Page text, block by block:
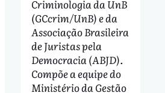
Criminologia da UnB
(GCcrim/UnB) e da
Associação Brasileira
de Juristas pela
Democracia (ABJD).
Compõe a equipe do
Ministério da Gestão